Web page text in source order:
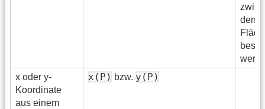
x oder y-
Koordinate
aus einem
x(P) bzw. y(P)